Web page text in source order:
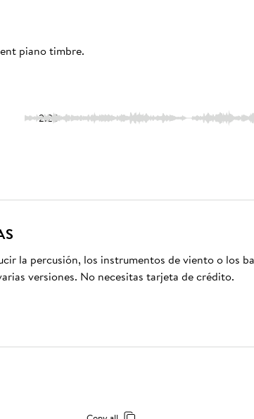
piano timbre.
2:25
la percusión, los instrumentos de viento o los
versiones. No necesitas tarjeta de crédito.